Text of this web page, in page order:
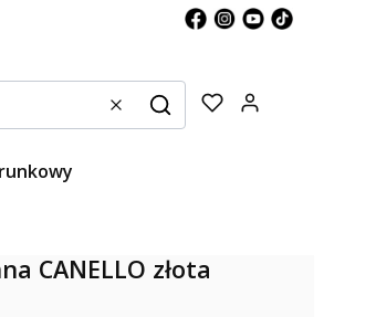
WyczyśćSzukaj
CANELLO złota